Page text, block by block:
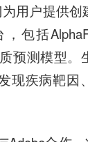
用户提供
包括
预测模型。
现疾病靶因